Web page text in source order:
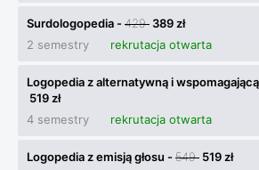
Surdologopedia -429 389 zł
2 semestry
rekrutacja otwarta
Logopedia z alternatywną i
519 zł
4 semestry
rekrutacja otwarta
Logopedia z emisją głosu -549 519 zł